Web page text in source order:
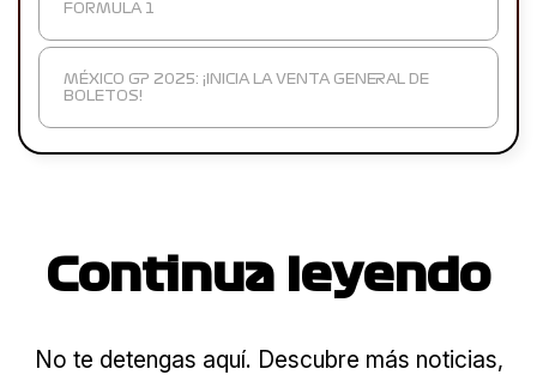
FORMULA 1
MÉXICO GP 2025: ¡INICIA LA VENTA GENERAL DE
BOLETOS!
Continua leyendo
No te detengas aquí. Descubre más noticias,